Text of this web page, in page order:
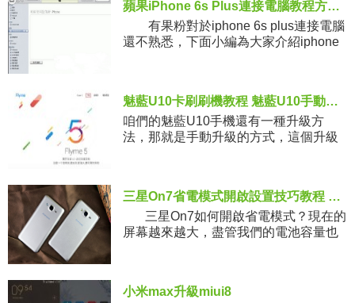
蘋果iPhone 6s Plus連接電腦教程方法教程 步驟詳解！
有果粉對於iphone 6s plus連接電腦
還不熟悉，下面小編為大家介紹iphone
魅藍U10卡刷刷機教程 魅藍U10手動刷官方系統包
咱們的魅藍U10手機還有一種升級方
法，那就是手動升級的方式，這個升級
三星On7省電模式開啟設置技巧教程 步驟詳解！
三星On7如何開啟省電模式？現在的
屏幕越來越大，盡管我們的電池容量也
小米max升級miui8